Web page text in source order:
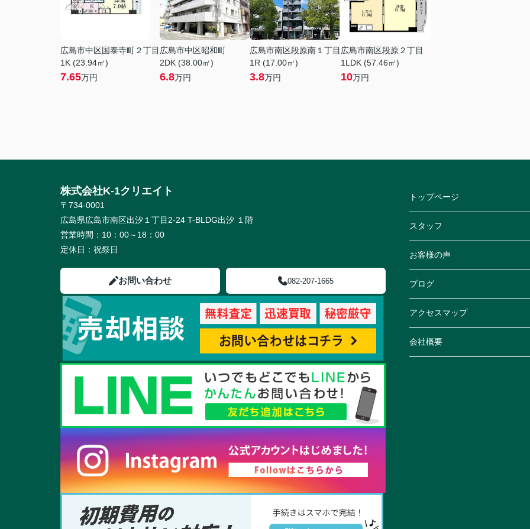
広島市中区国泰寺町２丁目
1K (23.94㎡)
7.65万円
広島市中区昭和町
2DK (38.00㎡)
6.8万円
広島市南区段原南１丁目
1R (17.00㎡)
3.8万円
広島市南区段原２丁目
1LDK (57.46㎡)
10万円
株式会社K-1クリエイト
〒734-0001
広島県広島市南区出汐１丁目2-24 T-BLDG出汐 １階
営業時間： 10：00～18：00
定休日： 祝祭日
お問い合わせ 082-207-1665
トップページ
スタッフ
お客様の声
ブログ
アクセスマップ
会社概要